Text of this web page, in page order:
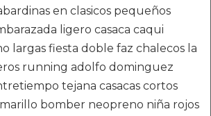
en clasicos pequeños
ligero casaca caqui
largas fiesta doble faz chalecos la
running adolfo dominguez
tejana casacas cortos
bomber neopreno niña rojos